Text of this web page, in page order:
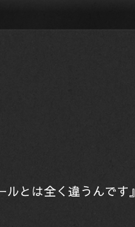
とは全く違うんです』